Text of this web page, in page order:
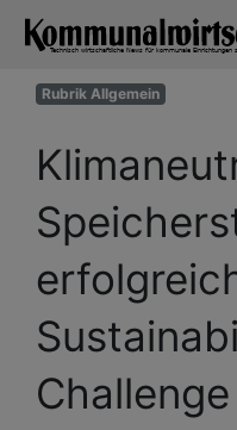
Rubrik Allgemein
Challenge